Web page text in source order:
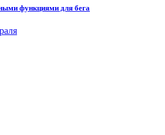
функциями для бега